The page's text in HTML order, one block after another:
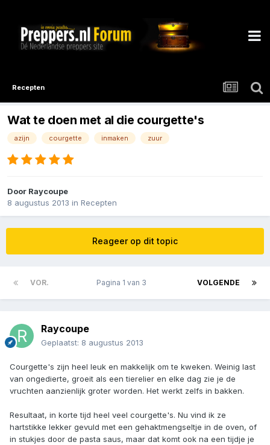
Recepten
Wat te doen met al die courgette's
azijn courgette inmaken zuur
Door Raycoupe
8 augustus 2013 in Recepten
Reageer op dit topic
VOR. VOLGENDE
Pagina 1 van 3
Raycoupe
Geplaatst: 8 augustus 2013
Courgette's zijn heel leuk en makkelijk om te kweken. Weinig last
van ongedierte, groeit als een tierelier en elke dag zie je de
vruchten aanzienlijk groter worden. Het werkt zelfs in bakken.
Resultaat, in korte tijd heel veel courgette's. Nu vind ik ze
hartstikke lekker gevuld met een gehaktmengseltje in de oven, of
in stukjes door de pasta saus, maar dat komt ook na een tijdje je